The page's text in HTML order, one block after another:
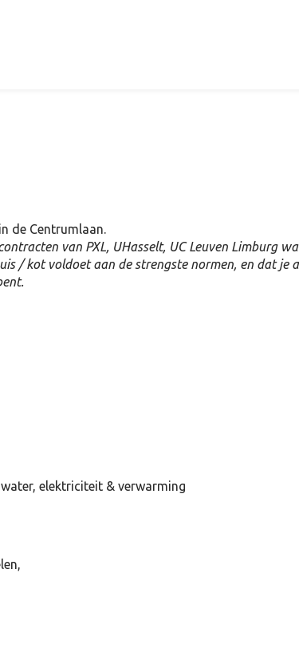
de Centrumlaan.
van PXL, UHasselt, UC Leuven Limburg
/ kot voldoet aan de strengste normen, en dat je
elektriciteit & verwarming